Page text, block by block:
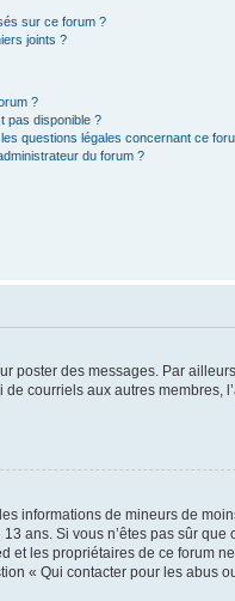
sur ce forum ?
joints ?
?
pas disponible ?
questions légales concernant ce
du forum ?
poster des messages. Par
courriels aux autres membres,
informations de mineurs de
ans. Si vous n’êtes pas sûr que
et les propriétaires de ce forum
« Qui contacter pour les abus